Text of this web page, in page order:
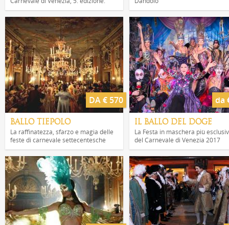
DA € 570
BALLO TIEPOLO
La raffinatezza, sfarzo e magia delle
feste di carnevale settecentesche
da
IL BALLO DEL DOGE
La Festa in maschera più
del Carnevale di Venezia 2017